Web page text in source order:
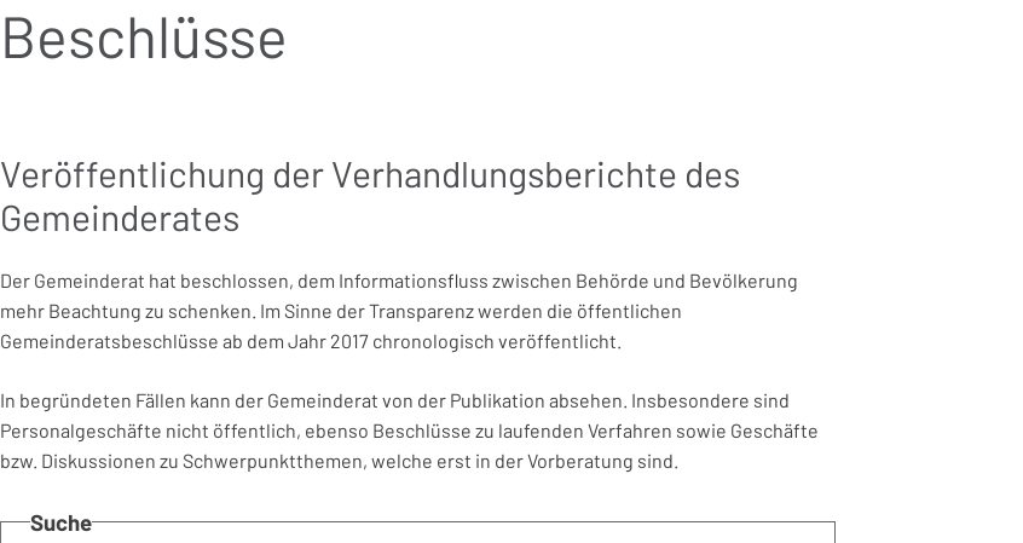
Beschlüsse
Veröffentlichung der Verhandlungsberichte des
Gemeinderates
Der Gemeinderat hat beschlossen, dem Informationsfluss zwischen Behörde und Bevölkerung
mehr Beachtung zu schenken. Im Sinne der Transparenz werden die öffentlichen
Gemeinderatsbeschlüsse ab dem Jahr 2017 chronologisch veröffentlicht.
In begründeten Fällen kann der Gemeinderat von der Publikation absehen. Insbesondere sind
Personalgeschäfte nicht öffentlich, ebenso Beschlüsse zu laufenden Verfahren sowie Geschäfte
bzw. Diskussionen zu Schwerpunktthemen, welche erst in der Vorberatung sind.
Suche